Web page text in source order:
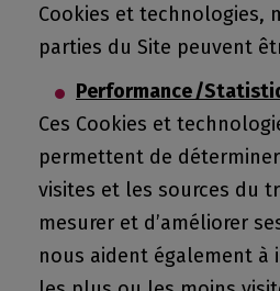
Cookies et technologies,
parties du Site peuvent
Performance /
Ces Cookies et
permettent de
visites et les sources du
mesurer et d’améliorer
nous aident également à